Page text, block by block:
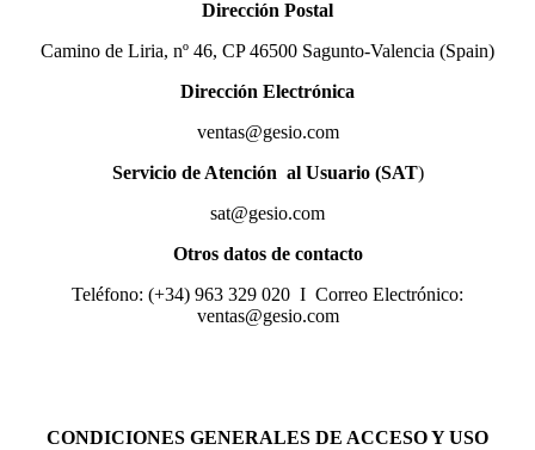
Dirección Postal
Camino de Liria, nº 46, CP 46500 Sagunto-Valencia (Spain)
Dirección Electrónica
ventas@gesio.com
Servicio de Atención al Usuario (SAT)
sat@gesio.com
Otros datos de contacto
Teléfono: (+34) 963 329 020 I Correo Electrónico:
ventas@gesio.com
CONDICIONES GENERALES DE ACCESO Y USO